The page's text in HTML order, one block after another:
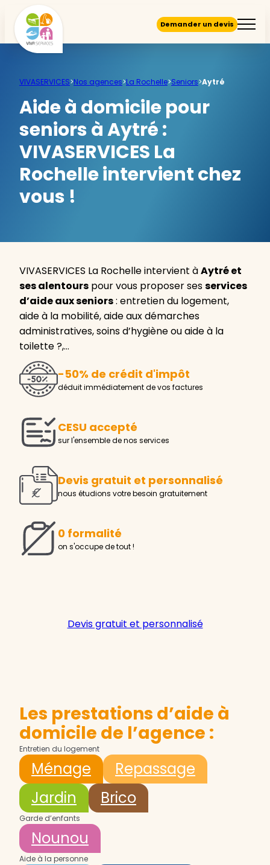
Demander un devis
VIVASERVICES>Nos agences>La Rochelle>Seniors>Aytré
Aide à domicile pour
seniors à Aytré :
VIVASERVICES La
Rochelle intervient chez
vous !
VIVASERVICES La Rochelle intervient àAytré et
ses alentours pour vous proposer sesservices
d’aide aux seniors: entretien du logement,
aide à la mobilité, aide aux démarches
administratives, soins d’hygiène ou aide à la
toilette ?,…
-50% de crédit d'impôt
déduit immédiatement de vos factures
CESU accepté
sur l'ensemble de nos services
Devis gratuit et personnalisé
nous étudions votre besoin gratuitement
0 formalité
on s'occupe de tout !
Devis gratuit et personnalisé
Les prestations d’aide à
domicile de l’agence :
Entretien du logement
Ménage
Repassage
Jardin
Brico
Garde d’enfants
Nounou
Aide à la personne